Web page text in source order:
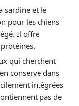
sardine et le
pour les chiens
Il offre
qui cherchent
conserve dans
intégrées
pas de